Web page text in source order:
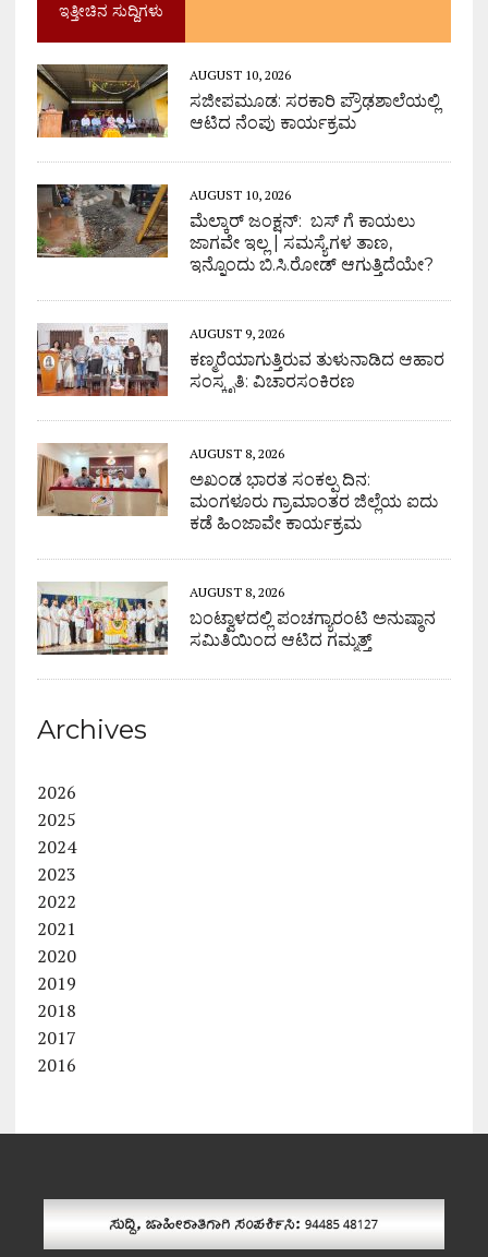
ಇತ್ತೀಚಿನ ಸುದ್ದಿಗಳು
AUGUST 10, 2026
ಸಜೀಪಮೂಡ: ಸರಕಾರಿ ಪ್ರೌಢಶಾಲೆಯಲ್ಲಿ
ಆಟಿದ ನೆಂಪು ಕಾರ್ಯಕ್ರಮ
AUGUST 10, 2026
ಮೆಲ್ಕಾರ್ ಜಂಕ್ಷನ್: ಬಸ್ ಗೆ ಕಾಯಲು
ಜಾಗವೇ ಇಲ್ಲ | ಸಮಸ್ಯೆಗಳ ತಾಣ,
ಇನ್ನೊಂದು ಬಿ.ಸಿ.ರೋಡ್ ಆಗುತ್ತಿದೆಯೇ?
AUGUST 9, 2026
ಕಣ್ಮರೆಯಾಗುತ್ತಿರುವ ತುಳುನಾಡಿದ ಆಹಾರ
ಸಂಸ್ಕೃತಿ: ವಿಚಾರಸಂಕಿರಣ
AUGUST 8, 2026
ಅಖಂಡ ಭಾರತ ಸಂಕಲ್ಪ ದಿನ:
ಮಂಗಳೂರು ಗ್ರಾಮಾಂತರ ಜಿಲ್ಲೆಯ ಐದು
ಕಡೆ ಹಿಂಜಾವೇ ಕಾರ್ಯಕ್ರಮ
AUGUST 8, 2026
ಬಂಟ್ವಾಳದಲ್ಲಿ ಪಂಚಗ್ಯಾರಂಟಿ ಅನುಷ್ಠಾನ
ಸಮಿತಿಯಿಂದ ಆಟಿದ ಗಮ್ಮತ್ತ್
Archives
2026
2025
2024
2023
2022
2021
2020
2019
2018
2017
2016